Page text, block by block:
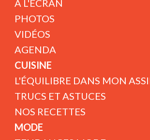
A L'ÉCRAN
PHOTOS
VIDÉOS
AGENDA
CUISINE
L'ÉQUILIBRE DANS MON
TRUCS ET ASTUCES
NOS RECETTES
MODE